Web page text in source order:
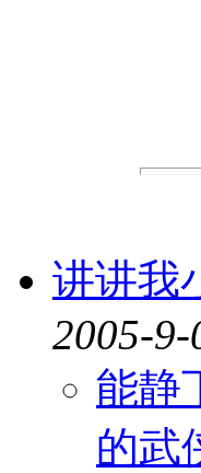
讲讲我
2005-
能静
的武